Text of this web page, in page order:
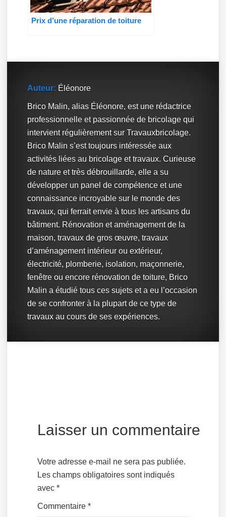
Prix d’une réparation de toiture
Auteur: Éléonore
Brico Malin, alias Éléonore, est une rédactrice
professionnelle et passionnée de bricolage qui
intervient régulièrement sur Travauxbricolage.
Brico Malin s’est toujours intéressée aux
activités liées au bricolage et travaux. Curieuse
de nature et très débrouillarde, elle a su
développer un panel de compétence et une
connaissance incroyable sur le monde des
travaux, qui ferrait envie à tous les artisans du
bâtiment. Rénovation et aménagement de la
maison, travaux de gros œuvre, travaux
d’aménagement intérieur ou extérieur,
électricité, plomberie, isolation, maçonnerie,
fenêtre ou encore rénovation de toiture, Brico
Malin a étudié tous ces sujets et a eu l’occasion
de se confronter à la plupart de ce type de
travaux au cours de ses expériences.
Laisser un commentaire
Votre adresse e-mail ne sera pas publiée.
Les champs obligatoires sont indiqués
avec*
Commentaire*